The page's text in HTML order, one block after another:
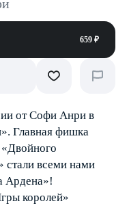
659 ₽
от Софи Анри в
Главная фишка
всеми нами
Ардена»!
королей»